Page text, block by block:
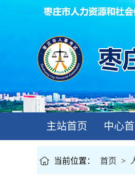
主站首页 中心
当前位置： 首页 >